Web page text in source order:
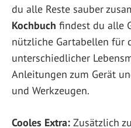
du alle Reste sauber
Kochbuch findest du alle
nützliche Gartabellen für
unterschiedlicher
Anleitungen zum Gerät
und Werkzeugen.
Cooles Extra: Zusätzlich